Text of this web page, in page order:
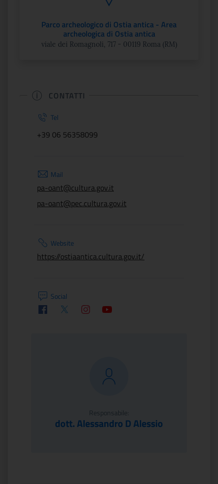
Parco archeologico di Ostia antica - Area
archeologica di Ostia antica
viale dei Romagnoli, 717 - 00119 Roma (RM)
CONTATTI
Tel
+39 06 56358099
Mail
pa-oant@cultura.gov.it
pa-oant@pec.cultura.gov.it
Website
https://ostiaantica.cultura.gov.it/
Social
FacebookTwitter InstagramYoutube
Responsabile:
dott. Alessandro D Alessio